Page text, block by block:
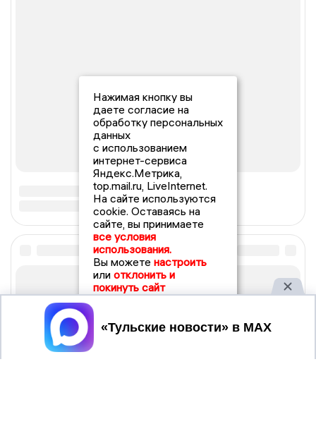
Нажимая кнопку вы
даете согласие на
обработку персональных
данных
с использованием
интернет-сервиса
Яндекс.Метрика,
top.mail.ru, LiveInternet.
На сайте используются
cookie. Оставаясь на
сайте, вы принимаете
все условия
использования.
Вы можете настроить
или отклонить и
покинуть сайт
Принять